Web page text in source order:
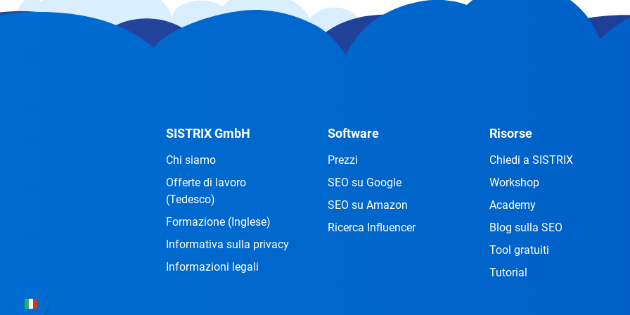
SISTRIX GmbH
Chi siamo
Offerte di lavoro
(Tedesco)
Formazione (Inglese)
Informativa sulla privacy
Informazioni legali
Software
Prezzi
SEO su Google
SEO su Amazon
Ricerca Influencer
Risorse
Chiedi a SISTRIX
Workshop
Academy
Blog sulla SEO
Tool gratuiti
Tutorial